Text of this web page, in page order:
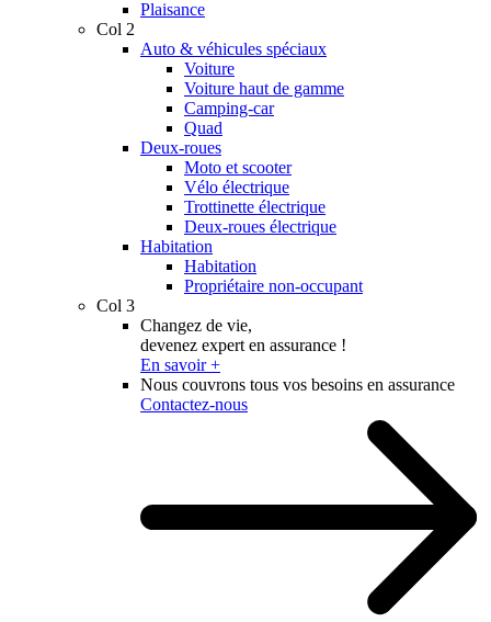
Plaisance
Col 2
Auto & véhicules spéciaux
Voiture
Voiture haut de gamme
Camping-car
Quad
Deux-roues
Moto et scooter
Vélo électrique
Trottinette électrique
Deux-roues électrique
Habitation
Habitation
Propriétaire non-occupant
Col 3
Changez de vie,
devenez expert en assurance !
En savoir +
Nous couvrons tous vos besoins en assurance
Contactez-nous